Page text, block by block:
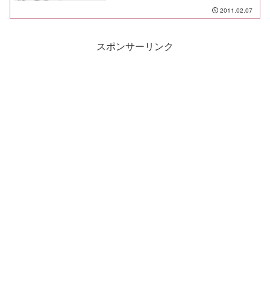
に開戦し、昭和２０年８月１５日に終戦
した。 では、開戦前の夏に敗戦・・・
2011.02.07
スポンサーリンク